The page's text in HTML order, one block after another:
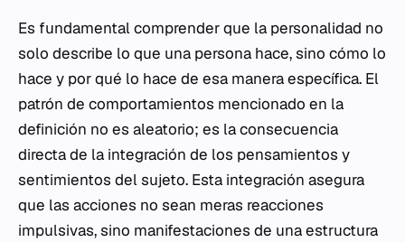
Es fundamental comprender que la personalidad no
solo describe lo que una persona hace, sino cómo lo
hace y por qué lo hace de esa manera específica. El
patrón de comportamientos mencionado en la
definición no es aleatorio; es la consecuencia
directa de la integración de los pensamientos y
sentimientos del sujeto. Esta integración asegura
que las acciones no sean meras reacciones
impulsivas, sino manifestaciones de una estructura